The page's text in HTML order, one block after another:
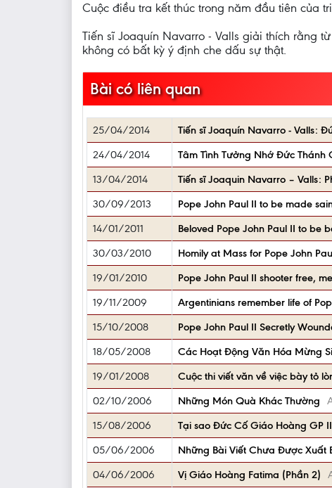
Cuộc điều tra kết thúc trong năm đầu tiên của
Tiến sĩ Joaquín Navarro - Valls giải thích rằng
không có bất kỳ ý định che dấu sự thật.
Bài có liên quan
25/04/2014 Tiến sĩ Joaquín Navarro - Valls:
24/04/2014
Tâm Tình Tưởng Nhớ Đức Thánh
13/04/2014
Tiến sĩ Joaquin Navarro – Valls:
30/09/2013
Pope John Paul II to be made
14/01/2011
Beloved Pope John Paul II to be
30/03/2010
Homily at Mass for Pope John
19/01/2010
Pope John Paul II shooter free,
19/11/2009
Argentinians remember life of
15/10/2008
Pope John Paul II Secretly
18/05/2008
Các Hoạt Động Văn Hóa Mừng
19/01/2008
Cuộc thi viết văn về việc bày tỏ
02/10/2006
Những Món Quà Khác Thường
15/08/2006
Tại sao Đức Cố Giáo Hoàng GP
05/06/2006
Những Bài Viết Chưa Được Xuất
04/06/2006
Vị Giáo Hoàng Fatima (Phần 2)